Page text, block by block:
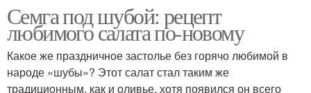
Семга под шубой: рецепт
любимого салата по-новому
Какое же праздничное застолье без горячо любимой в
народе «шубы»? Этот салат стал таким же
традиционным, как и оливье, хотя появился он всего